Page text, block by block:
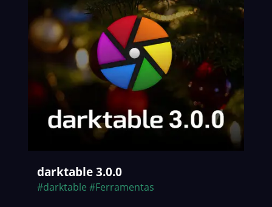
darktable 3.0.0
#darktable #Ferramentas